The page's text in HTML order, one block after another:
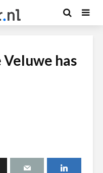
Veluwe has